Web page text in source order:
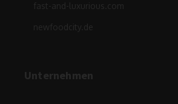
fast-and-luxurious.com
newfoodcity.de
Unternehmen